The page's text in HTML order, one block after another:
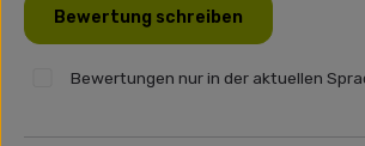
Bewertung schreiben
Bewertungen nur in der aktuellen